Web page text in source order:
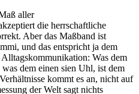
aller
die herrschaftliche
Aber das Maßband ist
und das entspricht ja dem
Was dem
dem einen sien Uhl, ist dem
kommt es an, nicht auf
der Welt sagt nichts